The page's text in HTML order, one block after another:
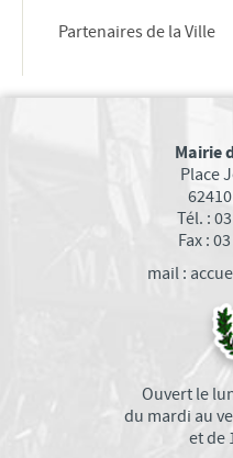
Partenaires de la Ville
Mairie
Place
Tél. :
Fax :
mail :
Ouvert le
du mardi au
et de